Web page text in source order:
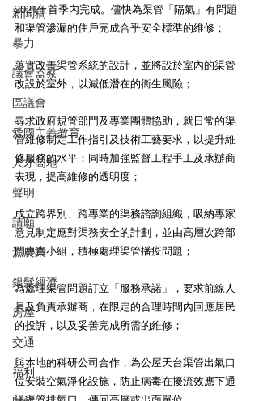
新聞稿
暴力
議會監察
區議會
愛國主義教育
人才高地
聲明
請願
漁農業
銀髮經濟
房屋
交通
福利
2021年首季內完成。儘快為渠管「隔氣」有問題
和渠管滲漏的住戶完成合乎安全標準的維修；
落實改善渠管系統的設計，並將設於室內的渠管
改設於室外，以減低潛在的衞生風險；
尋求政府規管部門及專業團體協助，就日常的渠
管維修制定工作指引及技術工藝要求，以提升維
修服務的水平；同時加強監督工程手工及承辦商
表現，提高維修的透明度；
成立跨界別、跨專業的渠務諮詢組織，吸納專家
意見制定應對渠務安全的計劃，並由高層次跨部
門專責小組，積極處理渠管播疫問題；
為處理渠管問題訂立「服務承諾」，要求前線人
員及負責承辦商，在限定的合理時間內回應居民
的投訴，以及妥善完成所需的維修；
與本地的科研公司合作，為公屋天台渠管出氣口
位安裝空氣淨化設施，防止病毒在擾流效應下通